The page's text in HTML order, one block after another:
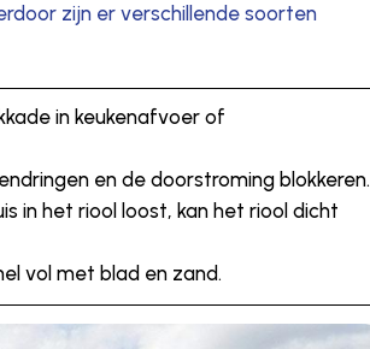
zijn er verschillende soorten
in keukenafvoer of
en de doorstroming blokkeren.
in het riool loost, kan het riool dicht
vol met blad en zand.